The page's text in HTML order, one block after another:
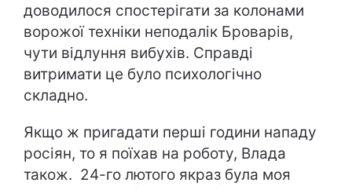
доводилося спостерігати за колонами
ворожої техніки неподалік Броварів,
чути відлуння вибухів. Справді
витримати це було психологічно
складно.
Якщо ж пригадати перші години нападу
росіян, то я поїхав на роботу, Влада
також. 24-го лютого якраз була моя